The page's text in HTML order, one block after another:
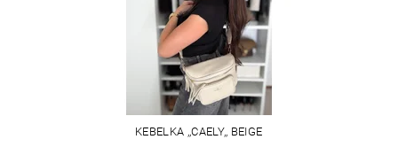
KEBELKA ,,CAELY,, BEIGE